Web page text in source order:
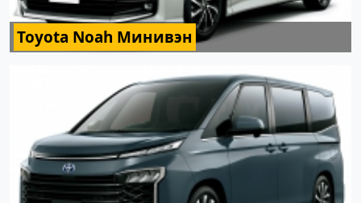
Toyota Noah Минивэн